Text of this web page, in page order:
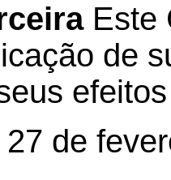
Este
de
de